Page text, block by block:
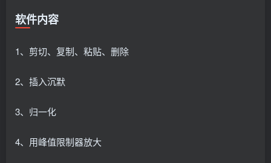
软件内容
1、剪切、复制、粘贴、删除
2、插入沉默
3、归一化
4、用峰值限制器放大